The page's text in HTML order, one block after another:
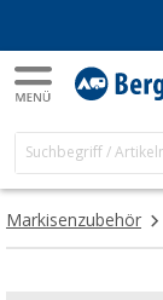
Markisenzubehör